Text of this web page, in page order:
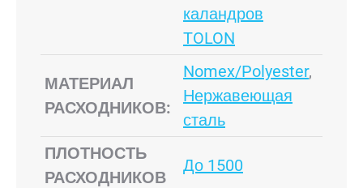
каландров
TOLON
МАТЕРИАЛ
РАСХОДНИКОВ:
Nomex/Polyester,
Нержавеющая
сталь
ПЛОТНОСТЬ
РАСХОДНИКОВ
До 1500